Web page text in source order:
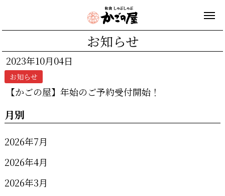
お知らせ
2023年10月04日
お知らせ
【かごの屋】年始のご予約受付開始！
月別
2026年7月
2026年4月
2026年3月